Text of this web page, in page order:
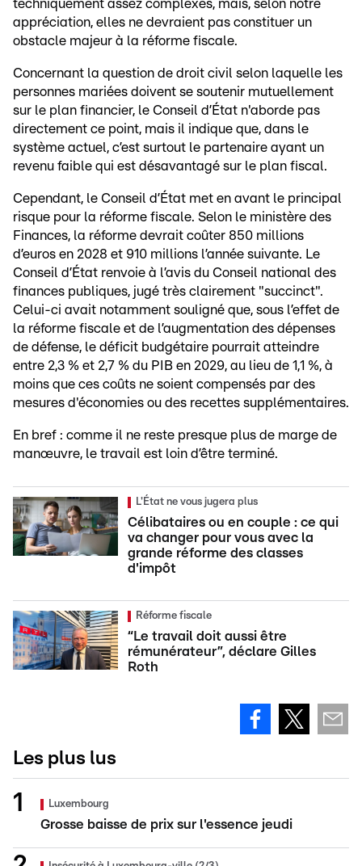
techniquement assez complexes, mais, selon notre
appréciation, elles ne devraient pas constituer un
obstacle majeur à la réforme fiscale.
Concernant la question de droit civil selon laquelle les
personnes mariées doivent se soutenir mutuellement
sur le plan financier, le Conseil d’État n'aborde pas
directement ce point, mais il indique que, dans le
système actuel, c’est surtout le partenaire ayant un
revenu faible qui est désavantagé sur le plan fiscal.
Cependant, le Conseil d’État met en avant le principal
risque pour la réforme fiscale. Selon le ministère des
Finances, la réforme devrait coûter 850 millions
d’euros en 2028 et 910 millions l’année suivante. Le
Conseil d’État renvoie à l’avis du Conseil national des
finances publiques, jugé très clairement "succinct".
Celui-ci avait notamment souligné que, sous l’effet de
la réforme fiscale et de l’augmentation des dépenses
de défense, le déficit budgétaire pourrait atteindre
entre 2,3 % et 2,7 % du PIB en 2029, au lieu de 1,1 %, à
moins que ces coûts ne soient compensés par des
mesures d'économies ou des recettes supplémentaires.
En bref : comme il ne reste presque plus de marge de
manœuvre, le travail est loin d’être terminé.
L'État ne vous jugera plus
Célibataires ou en couple : ce qui
va changer pour vous avec la
grande réforme des classes
d'impôt
Réforme fiscale
“Le travail doit aussi être
rémunérateur”, déclare Gilles
Roth
Les plus lus
Luxembourg
Grosse baisse de prix sur l'essence jeudi